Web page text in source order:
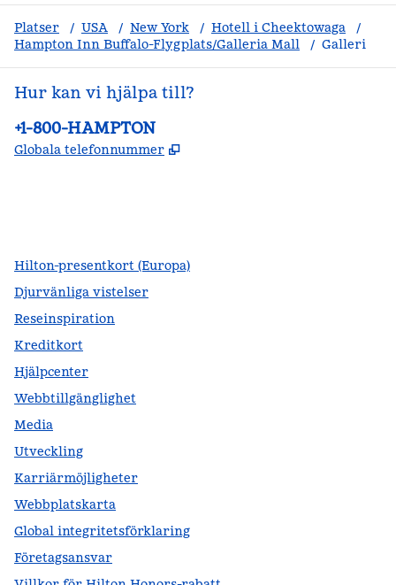
Platser / USA / New York / Hotell i Cheektowaga
/
Hampton Inn Buffalo-Flygplats/Galleria Mall
/ Galleri
Hur kan vi hjälpa till?
Telefon:
+1-800-HAMPTON
Globala telefonnummer ,
Hilton-presentkort (Europa)
Djurvänliga vistelser
Reseinspiration
Kreditkort
Hjälpcenter
Webbtillgänglighet
Media
Utveckling
Karriärmöjligheter
Webbplatskarta
Global integritetsförklaring
Företagsansvar